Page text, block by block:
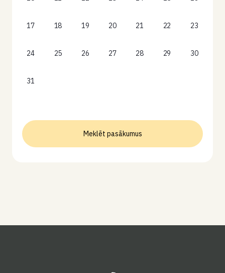
17 18 19 20 21 22 23
24 25 26 27 28 29 30
31
Meklēt pasākumus